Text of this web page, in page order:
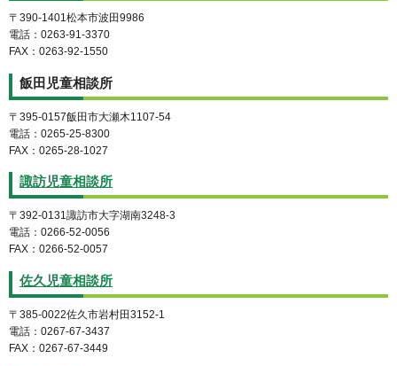
〒390-1401松本市波田9986
電話：0263-91-3370
FAX：0263-92-1550
飯田児童相談所
〒395-0157飯田市大瀬木1107-54
電話：0265-25-8300
FAX：0265-28-1027
諏訪児童相談所
〒392-0131諏訪市大字湖南3248-3
電話：0266-52-0056
FAX：0266-52-0057
佐久児童相談所
〒385-0022佐久市岩村田3152-1
電話：0267-67-3437
FAX：0267-67-3449